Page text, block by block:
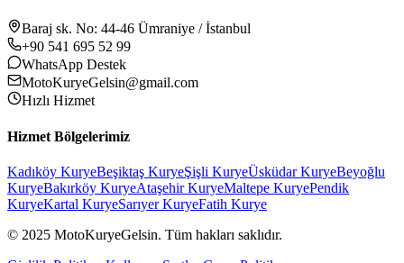
Baraj sk. No: 44-46 Ümraniye / İstanbul
+90 541 695 52 99
WhatsApp Destek
MotoKuryeGelsin@gmail.com
Hızlı Hizmet
Hizmet Bölgelerimiz
Kadıköy KuryeBeşiktaş KuryeŞişli KuryeÜsküdarKuryeBeyoğlu
KuryeBakırköy KuryeAtaşehirKuryeMaltepe KuryePendik
KuryeKartal KuryeSarıyerKuryeFatih Kurye
© 2025 MotoKuryeGelsin. Tüm hakları saklıdır.